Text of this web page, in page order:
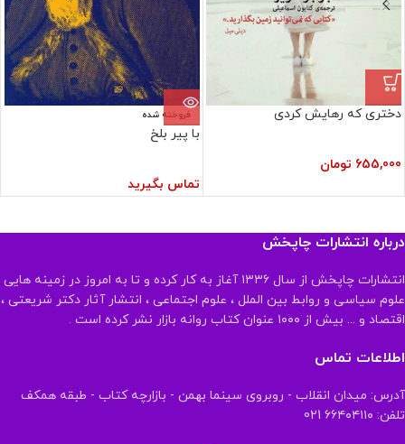
دختری که رهایش کردی
655,000 تومان
فروخته شده
با پیر بلخ
تماس بگیرید
درباره انتشارات چاپخش
انتشارات چاپخش از سال ۱۳۳۶ آغاز به کار کرده و تا به امروز در زمینه هایی
علوم سیاسی و روابط بین الملل ، علوم اجتماعی ، انتشار آثار دکتر شریعتی ،
اقتصاد و ... بیش از ۱۰۰۰ عنوان کتاب روانه بازار نشر کرده است .
اطلاعات تماس
آدرس: میدان انقلاب - روبروی سینما بهمن - بازارچه کتاب - طبقه همکف
تلفن: ۶۶۴۰۴۱۱۰ 021